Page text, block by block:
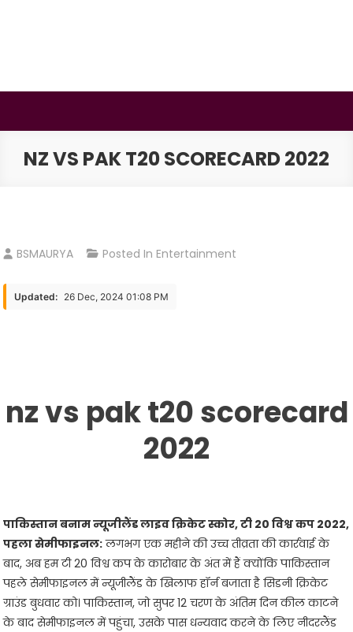
NZ VS PAK T20 SCORECARD 2022
BSMAURYA Posted In Entertainment
Updated: 26 Dec, 2024 01:08 PM
nzvs pakt20scorecard
2022
पाकिस्तान बनाम न्यूजीलैंड लाइव क्रिकेट स्कोर, टी 20 विश्व कप 2022,
पहला सेमीफाइनल:लगभग एक महीने की उच्च तीव्रता की कार्रवाई के
बाद, अब हम टी 20 विश्व कप के कारोबार के अंत में हैं क्योंकि पाकिस्तान
पहले सेमीफाइनल में न्यूजीलैंड के खिलाफ हॉर्न बजाता है सिडनी क्रिकेट
ग्राउंड बुधवार को। पाकिस्तान, जो सुपर 12 चरण के अंतिम दिन कील काटने
के बाद सेमीफाइनल में पहुंचा, उसके पास धन्यवाद करने के लिए नीदरलैंड